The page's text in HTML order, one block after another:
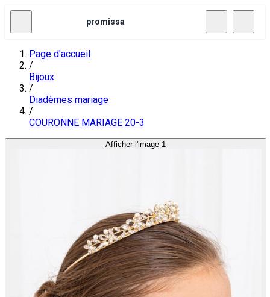
promissa
Page d'accueil
/
Bijoux
/
Diadèmes mariage
/
COURONNE MARIAGE 20-3
Afficher l'image 1